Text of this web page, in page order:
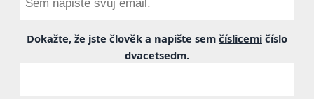
Dokažte, že jste člověk a napište sem číslicemi číslo
dvacetsedm.